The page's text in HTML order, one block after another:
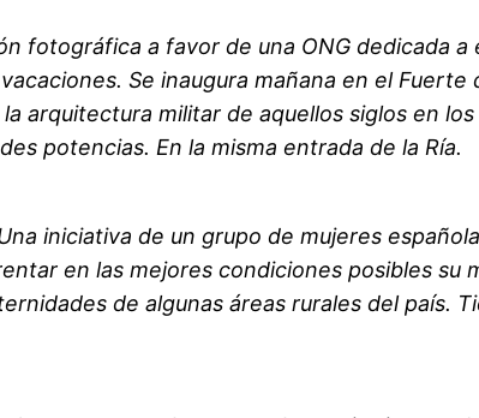
fotográfica a favor de una ONG dedicada
Se inaugura mañana en el
arquitectura militar de aquellos siglos en
potencias. En la misma entrada de la Ría.
iniciativa de un grupo de mujeres
en las mejores condiciones posibles
de algunas áreas rurales del país.